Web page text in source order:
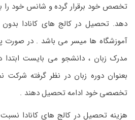
تخصص خود برقرار گرده و شانس خود را
دهد. تحصیل در کالج های کانادا
آموزشگاه ها میسر می باشد . در صورت
مدرک زبان ، دانشجو می بایست ابتدا
بعنوان دوره زبان در نظر گرفته شرکت
تخصصی خود ادامه تحصیل دهند .
هزینه تحصیل در کالج های کانادا